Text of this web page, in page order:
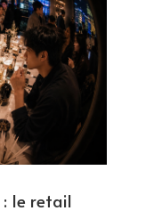
: le retail